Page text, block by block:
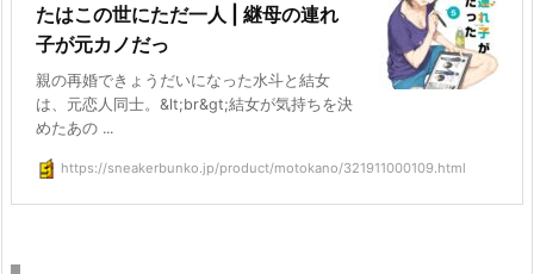
たはこの世にただ一人 | 継母の連れ
子が元カノだっ
親の再婚できょうだいになった水斗と結女
は、元恋人同士。&lt;br&gt;結女が気持ちを決
めたあの ...
https://sneakerbunko.jp/product/motokano/321911000109.html